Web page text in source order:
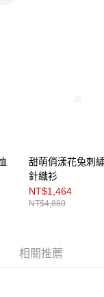
採取法律行動。
甜萌俏漾花兔刺
針織衫
NT$1,464
NT$4,880
相關推薦